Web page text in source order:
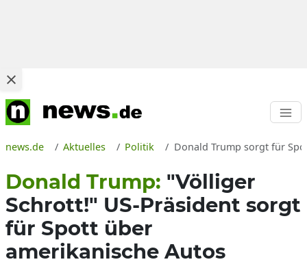
news.de Aktuelles Politik Donald Trump sorgt für
Donald Trump: "Völliger
Schrott!" US-Präsident sorgt
für Spott über
amerikanische Autos